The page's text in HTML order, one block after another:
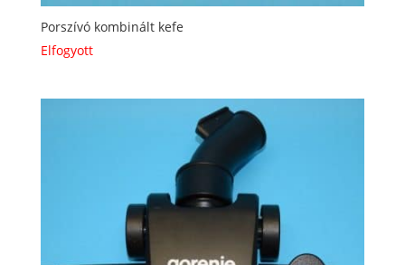
Porszívó kombinált kefe
Elfogyott